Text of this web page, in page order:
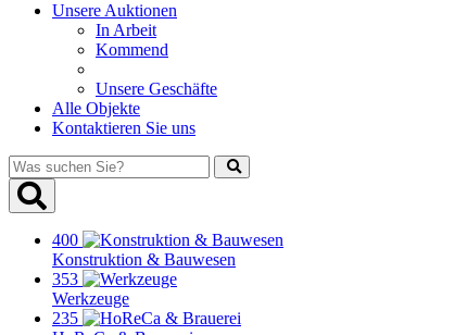
Unsere Auktionen
In Arbeit
Kommend
Unsere Geschäfte
Alle Objekte
Kontaktieren Sie uns
Was
suchen
Sie?
400
Konstruktion & Bauwesen
353
Werkzeuge
235